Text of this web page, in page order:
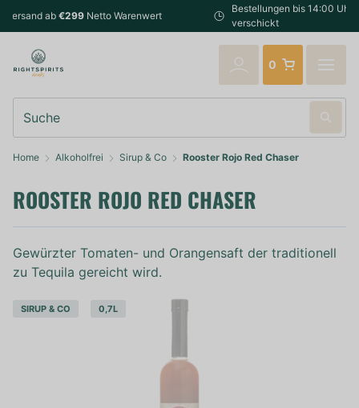
Bestellungen bis 14:00 Uhr (Mo-Fr) werden noch am selben Tag
verschickt
0
Home Alkoholfrei Sirup & Co Rooster Rojo Red Chaser
ROOSTER ROJO RED CHASER
Gewürzter Tomaten- und Orangensaft der traditionell
zu Tequila gereicht wird.
SIRUP & CO 0,7L